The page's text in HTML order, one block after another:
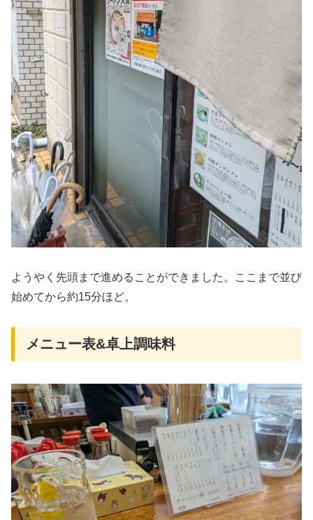
ようやく先頭まで進めることができました。ここまで並び
始めてから約15分ほど。
メニュー表&卓上調味料